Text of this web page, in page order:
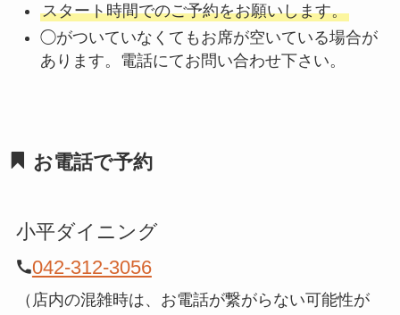
スタート時間でのご予約をお願いします。
◯がついていなくてもお席が空いている場合が
あります。電話にてお問い合わせ下さい。
お電話で予約
小平ダイニング
042-312-3056
（店内の混雑時は、お電話が繋がらない可能性が